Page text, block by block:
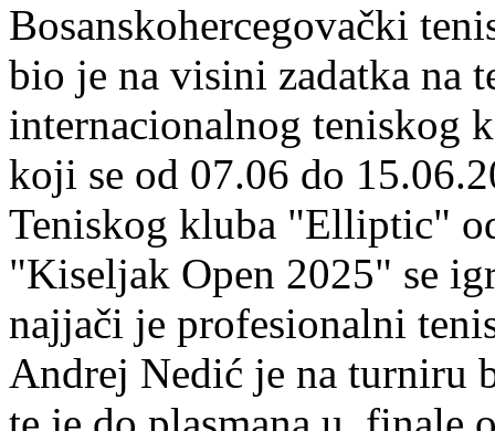
Bosanskohercegovački
bio je na visini zadatka na
internacionalnog teniskog
koji se od 07.06 do
Teniskog kluba "Elliptic"
"Kiseljak Open 2025" se
najjači je profesionalni
Andrej Nedić je na turniru